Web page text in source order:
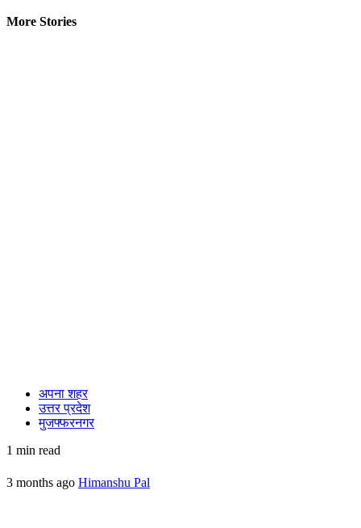
More Stories
अपना शहर
उत्तर प्रदेश
मुजफ्फरनगर
1 min read
3 months ago Himanshu Pal